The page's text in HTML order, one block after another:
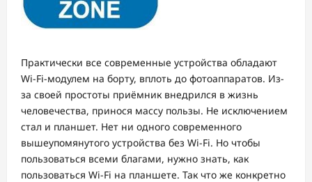
Практически все современные устройства обладают
Wi-Fi-модулем на борту, вплоть до фотоаппаратов. Из-
за своей простоты приёмник внедрился в жизнь
человечества, принося массу пользы. Не исключением
стал и планшет. Нет ни одного современного
вышеупомянутого устройства без Wi-Fi. Но чтобы
пользоваться всеми благами, нужно знать, как
пользоваться Wi-Fi на планшете. Так что же конкретно